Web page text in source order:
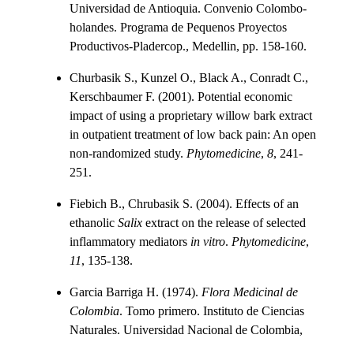
Universidad de Antioquia. Convenio Colombo-
holandes. Programa de Pequenos Proyectos
Productivos-Pladercop., Medellin, pp. 158-160.
Churbasik S., Kunzel O., Black A., Conradt C.,
Kerschbaumer F. (2001). Potential economic
impact of using a proprietary willow bark extract
in outpatient treatment of low back pain: An open
non-randomized study. Phytomedicine, 8, 241-
251.
Fiebich B., Chrubasik S. (2004). Effects of an
ethanolic Salix extract on the release of selected
inflammatory mediators in vitro. Phytomedicine,
11, 135-138.
Garcia Barriga H. (1974). Flora Medicinal de
Colombia. Tomo primero. Instituto de Ciencias
Naturales. Universidad Nacional de Colombia,